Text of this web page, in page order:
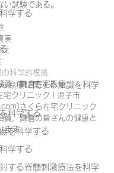
学する
治療に関する知識を科学
科学する
を科学する
学する
する脊髄刺激療法を科学
試験である。
実
科学的根拠
賀、鎌倉在宅医療
宅クリニック | 逗子市
さくら在宅クリニック
賀、鎌倉の皆さんの健康と
ます